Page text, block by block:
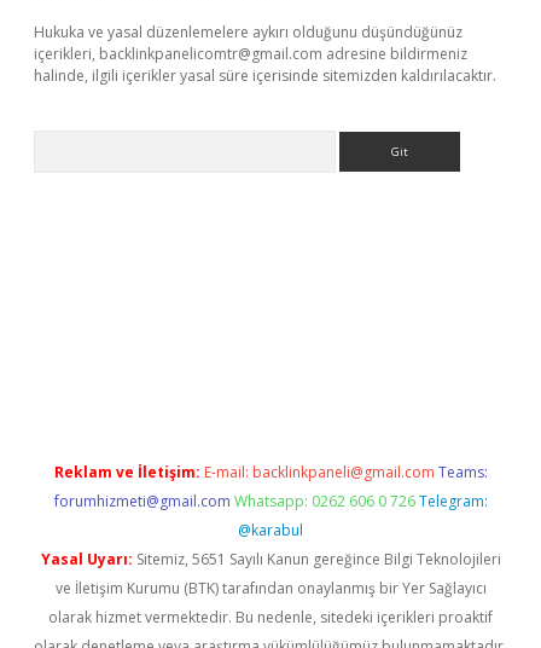
Hukuka ve yasal düzenlemelere aykırı olduğunu düşündüğünüz
içerikleri, backlinkpanelicomtr@gmail.com adresine bildirmeniz
halinde, ilgili içerikler yasal süre içerisinde sitemizden kaldırılacaktır.
Reklam ve İletişim: E-mail: backlinkpaneli@gmail.com Teams:
forumhizmeti@gmail.com Whatsapp: 0262 606 0 726 Telegram:
@karabul
Yasal Uyarı: Sitemiz, 5651 Sayılı Kanun gereğince Bilgi Teknolojileri
ve İletişim Kurumu (BTK) tarafından onaylanmış bir Yer Sağlayıcı
olarak hizmet vermektedir. Bu nedenle, sitedeki içerikleri proaktif